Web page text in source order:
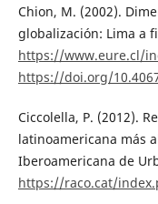
Chion, M. (2002).
globalización: Lima a
https://www.eure.cl/
https://doi.org/
Ciccolella, P. (2012).
latinoamericana más
Iberoamericana de
https://raco.cat/